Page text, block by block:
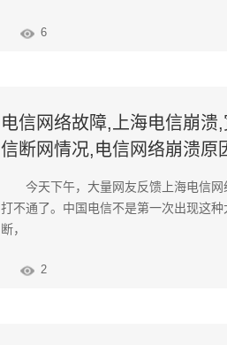
6
电信网络故障,上海电信崩
信断网情况,电信网络崩溃原
今天下午，大量网友反馈上海电信
打不通了。中国电信不是第一次出现这
断，
2